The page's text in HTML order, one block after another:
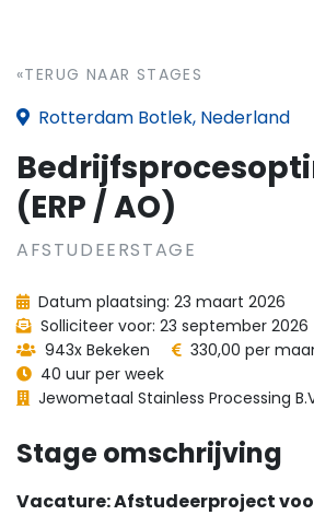
«TERUG NAAR STAGES
Rotterdam Botlek, Nederland
(ERP / AO)
AFSTUDEERSTAGE
Datum plaatsing: 23 maart 2026
Solliciteer voor: 23 september 2026
943x Bekeken
330,00 per
40 uur per week
Jewometaal Stainless Processing
Stage omschrijving
Vacature: Afstudeerproject